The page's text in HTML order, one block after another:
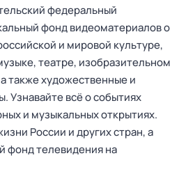
федеральный
фонд видеоматериалов о
и мировой культуре,
театре, изобразительном
также художественные и
Узнавайте всё о событиях
и музыкальных открытиях.
России и других стран, а
фонд телевидения на